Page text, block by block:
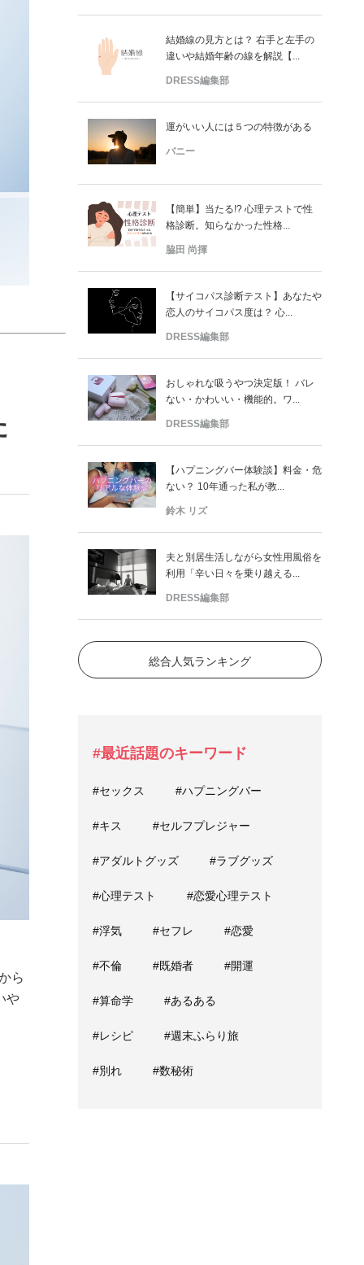
ら
や
結婚線の見方とは？ 右手と左手の
違いや結婚年齢の線を解説【...
DRESS編集部
運がいい人には５つの特徴がある
バニー
【簡単】当たる!? 心理テストで性
格診断。知らなかった性格...
脇田 尚揮
【サイコパス診断テスト】あなたや
恋人のサイコパス度は？ 心...
DRESS編集部
おしゃれな吸うやつ決定版！ バレ
ない・かわいい・機能的。ワ...
DRESS編集部
【ハプニングバー体験談】料金・危
ない？ 10年通った私が教...
鈴木 リズ
夫と別居生活しながら女性用風俗を
利用「辛い日々を乗り越える...
DRESS編集部
総合人気ランキング
#最近話題のキーワード
#セックス #ハプニングバー
#キス #セルフプレジャー
#アダルトグッズ #ラブグッズ
#心理テスト #恋愛心理テスト
#浮気 #セフレ #恋愛
#不倫 #既婚者 #開運
#算命学 #あるある
#レシピ #週末ふらり旅
#別れ #数秘術